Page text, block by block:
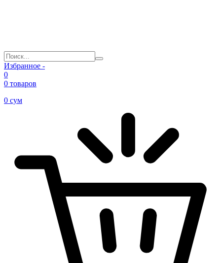
Избранное -
0
0 товаров
0 сум